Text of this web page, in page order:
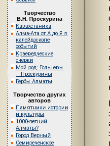
Творчество
В.Н. Проскурина
Казахстаника
Алма-Ата от А до Я в
калейдоскопе
событий
Краеведческие
очерки
Мой род: Гольцевы
– Проскурины
Гербы Алматы
Творчество других
авторов
Памятники истории
и культуры
1000-летний
Алматы?
Город Верный
Семиреченское